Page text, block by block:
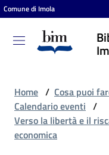
Vai al contenuto
Vai alla navigazione
Vai al footer
Comune di Imola
Biblioteca
comunale
Entra
Home / Cosa puoi
Calendario eventi /
Verso la libertà e il
economica